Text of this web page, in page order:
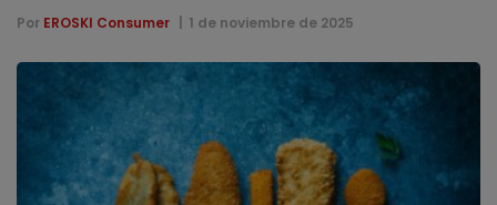
Por EROSKI Consumer 1 de noviembre de 2025